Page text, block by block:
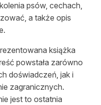
psów, cechach,
a także opis
książka
powstała zarówno
doświadczeń, jak i
zagranicznych.
jest to ostatnia